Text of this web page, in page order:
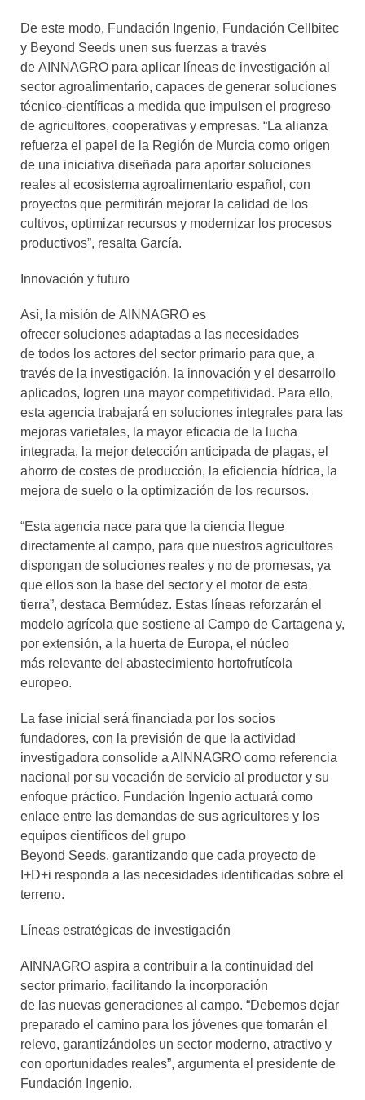
De este modo, Fundación Ingenio, Fundación Cellbitec
y Beyond Seeds unen sus fuerzas a través
de AINNAGRO para aplicar líneas de investigación al
sector agroalimentario, capaces de generar soluciones
técnico-científicas a medida que impulsen el progreso
de agricultores, cooperativas y empresas. “La alianza
refuerza el papel de la Región de Murcia como origen
de una iniciativa diseñada para aportar soluciones
reales al ecosistema agroalimentario español, con
proyectos que permitirán mejorar la calidad de los
cultivos, optimizar recursos y modernizar los procesos
productivos”, resalta García.
Innovación y futuro
Así, la misión de AINNAGRO es
ofrecer soluciones adaptadas a las necesidades
de todos los actores del sector primario para que, a
través de la investigación, la innovación y el desarrollo
aplicados, logren una mayor competitividad. Para ello,
esta agencia trabajará en soluciones integrales para las
mejoras varietales, la mayor eficacia de la lucha
integrada, la mejor detección anticipada de plagas, el
ahorro de costes de producción, la eficiencia hídrica, la
mejora de suelo o la optimización de los recursos.
“Esta agencia nace para que la ciencia llegue
directamente al campo, para que nuestros agricultores
dispongan de soluciones reales y no de promesas, ya
que ellos son la base del sector y el motor de esta
tierra”, destaca Bermúdez. Estas líneas reforzarán el
modelo agrícola que sostiene al Campo de Cartagena y,
por extensión, a la huerta de Europa, el núcleo
más relevante del abastecimiento hortofrutícola
europeo.
La fase inicial será financiada por los socios
fundadores, con la previsión de que la actividad
investigadora consolide a AINNAGRO como referencia
nacional por su vocación de servicio al productor y su
enfoque práctico. Fundación Ingenio actuará como
enlace entre las demandas de sus agricultores y los
equipos científicos del grupo
Beyond Seeds, garantizando que cada proyecto de
I+D+i responda a las necesidades identificadas sobre el
terreno.
Líneas estratégicas de investigación
AINNAGRO aspira a contribuir a la continuidad del
sector primario, facilitando la incorporación
de las nuevas generaciones al campo. “Debemos dejar
preparado el camino para los jóvenes que tomarán el
relevo, garantizándoles un sector moderno, atractivo y
con oportunidades reales”, argumenta el presidente de
Fundación Ingenio.